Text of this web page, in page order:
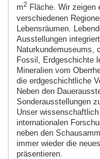
m2Fläche. Wir zeigen
verschiedenen
Lebensräumen.
Ausstellungen
Naturkundemuseums,
Fossil, Erdgeschichte
Mineralien vom
die erdgeschichtliche
Neben den
Sonderausstellungen
Unser
internationalen
neben den
immer wieder die
präsentieren.